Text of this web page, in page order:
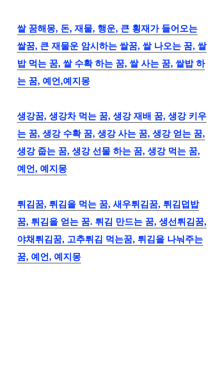
쌀 꿈해몽, 돈, 재물, 행운, 큰 횡재가 들어오는
쌀꿈, 큰 재물운 암시하는 쌀꿈, 쌀 나오는 꿈, 쌀
밥 먹는 꿈, 쌀 수확 하는 꿈, 쌀 사는 꿈, 쌀밥 하
는 꿈, 예언,예지몽
생강꿈, 생강차 먹는 꿈, 생강 재배 꿈, 생강 키우
는 꿈, 생강 수확 꿈, 생강 사는 꿈, 생강 얻는 꿈,
생강 줍는 꿈, 생강 선물 하는 꿈, 생강 먹는 꿈,
예언, 예지몽
튀김꿈, 튀김을 먹는 꿈, 새우튀김꿈, 튀김덥밥
꿈, 튀김을 얻는 꿈. 튀김 만드는 꿈, 생선튀김꿈,
야채튀김꿈, 고추튀김 먹는꿈, 튀김을 나눠주는
꿈, 예언, 예지몽